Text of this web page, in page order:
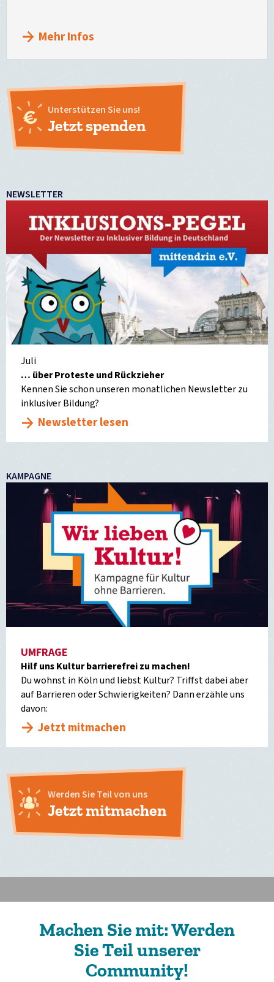
Mehr Infos
Unterstützen Sie uns!
Jetzt spenden
NEWSLETTER
Juli
… über Proteste und Rückzieher
Kennen Sie schon unseren monatlichen Newsletter zu
inklusiver Bildung?
Newsletter lesen
KAMPAGNE
UMFRAGE
Hilf uns Kultur barrierefrei zu machen!
Du wohnst in Köln und liebst Kultur? Triffst dabei aber
auf Barrieren oder Schwierigkeiten? Dann erzähle uns
davon:
Jetzt mitmachen
Werden Sie Teil von uns
Jetzt mitmachen
Machen Sie mit: Werden
Sie Teil unserer
Community!